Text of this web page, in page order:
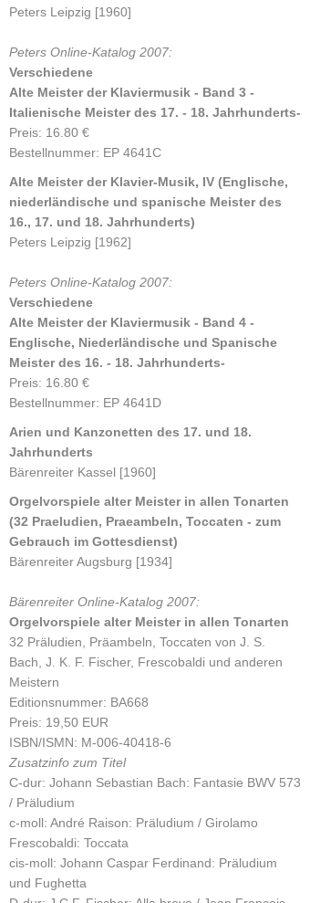
Peters Leipzig [1960]
Peters Online-Katalog 2007:
Verschiedene
Alte Meister der Klaviermusik - Band 3 -
Italienische Meister des 17. - 18. Jahrhunderts-
Preis: 16.80 €
Bestellnummer: EP 4641C
Alte Meister der Klavier-Musik, IV (Englische,
niederländische und spanische Meister des
16., 17. und 18. Jahrhunderts)
Peters Leipzig [1962]
Peters Online-Katalog 2007:
Verschiedene
Alte Meister der Klaviermusik - Band 4 -
Englische, Niederländische und Spanische
Meister des 16. - 18. Jahrhunderts-
Preis: 16.80 €
Bestellnummer: EP 4641D
Arien und Kanzonetten des 17. und 18.
Jahrhunderts
Bärenreiter Kassel [1960]
Orgelvorspiele alter Meister in allen Tonarten
(32 Praeludien, Praeambeln, Toccaten - zum
Gebrauch im Gottesdienst)
Bärenreiter Augsburg [1934]
Bärenreiter Online-Katalog 2007:
Orgelvorspiele alter Meister in allen Tonarten
32 Präludien, Präambeln, Toccaten von J. S.
Bach, J. K. F. Fischer, Frescobaldi und anderen
Meistern
Editionsnummer: BA668
Preis: 19,50 EUR
ISBN/ISMN: M-006-40418-6
Zusatzinfo zum Titel
C-dur: Johann Sebastian Bach: Fantasie BWV 573
/ Präludium
c-moll: André Raison: Präludium / Girolamo
Frescobaldi: Toccata
cis-moll: Johann Caspar Ferdinand: Präludium
und Fughetta